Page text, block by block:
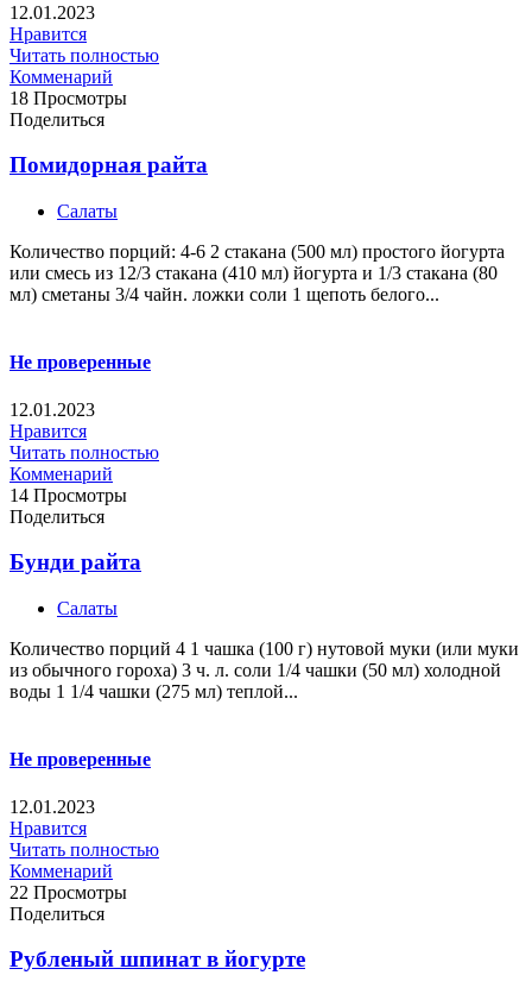
12.01.2023
Нравится
Читать полностью
Комменарий
18 Просмотры
Поделиться
Помидорная райта
Салаты
Количество порций: 4-6 2 стакана (500 мл) простого йогурта
или смесь из 12/3 стакана (410 мл) йогурта и 1/3 стакана (80
мл) сметаны 3/4 чайн. ложки соли 1 щепоть белого...
Не проверенные
12.01.2023
Нравится
Читать полностью
Комменарий
14 Просмотры
Поделиться
Бунди райта
Салаты
Количество порций 4 1 чашка (100 г) нутовой муки (или муки
из обычного гороха) 3 ч. л. соли 1/4 чашки (50 мл) холодной
воды 1 1/4 чашки (275 мл) теплой...
Не проверенные
12.01.2023
Нравится
Читать полностью
Комменарий
22 Просмотры
Поделиться
Рубленый шпинат в йогурте